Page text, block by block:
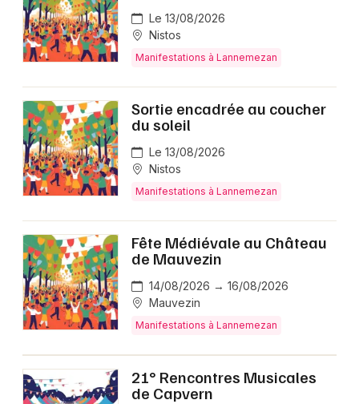
Le 13/08/2026
Nistos
Manifestations à Lannemezan
Sortie encadrée au coucher
du soleil
Le 13/08/2026
Nistos
Manifestations à Lannemezan
Fête Médiévale au Château
de Mauvezin
14/08/2026 → 16/08/2026
Mauvezin
Manifestations à Lannemezan
21° Rencontres Musicales
de Capvern